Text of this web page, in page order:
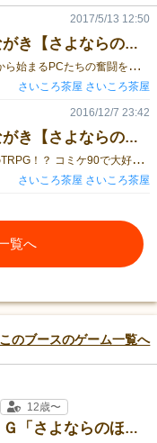
【U28】さいころ茶屋 の おしながき【さよならのほしと新作】
ゲ
ームマーケット2017春のご案内です。 出会いから始まるPCたちの奮闘を描くTRPG！ 「はじめましてのはじめから」が登場！ シナリオ中に行った描写に応じてスキルを取得することができるので、 あなたのシナリオ中での表現を反映したキャラクターが生まれます。 （詳細はこちら） キャラロスト確定のTRPG！？ 大好評につき第四版、世界滅亡系TRPG「さよならのほし」が、再び登場！ 逃れられぬ終末を前に、人々は何を願い、何を叶えるのか――！ 通販は一日で完売してしまいましたが、今回は結構持って行くので…大丈夫と思われます！ （コミケ90でのさよならのほしの記事はコチラ） ゲームマーケット2016春では、「さよならのほし」のシナリオブックも登場！ 「オーセンティック・ワールド・エンド」という、終末的なシナリオと、 「爆破☆爆撃☆エクスプロージョン！」という頭おかしいシナリオが載ってます。 シナリオ製作は「さよならのほし」制作代表であり同ルールブック内シナリオを作成した渦主です。前回のシナリオブックとは違うテイストが楽しめます。 東ホールのスペースU28です。 無料配布ペーパー（シナリオ集前日譚）もあります！（予定） ぜひ遊びに来てくださいね！
2017/5/13 12:50
さいころ茶屋 さいころ茶屋
【R18】さいころ茶屋 の おしながき【さよならのほし】
（
※R18はスペース名です） キャラロスト確定のTRPG！？ コミケ90で大好評につき完売となった、世界滅亡系TRPG「さよならのほし」が、ゲームマーケットに登場！ 逃れられぬ終末を前に、人々は何を願い、何を叶えるのか――！ ゲームマーケット会場でお求めいただくと、小さい記念カードが付きます。 （詳しくはコチラの記事にて） ゲームマーケット2016秋では、「さよならのほし」のシナリオブックも登場！ 同会場で「さよならのほし」をお求めの方には、無料配布しちゃいます！ さらに、オリジナル6面ダイスも登場！ 属性をテーマに、炎、氷、雷の3種類となっております。 セットでお求めいただくと、ちょっと安く提供できます！ 先着で特製紙袋もつきます！ 無料配布ペーパーもあります！ ぜひ遊びに来てくださいね！
2016/12/7 23:42
さいころ茶屋 さいころ茶屋
覧へ
このブースのゲーム一覧へ
[世界滅亡系ＴＲＰＧ「さよならのほし」新シナリオブック]
12歳〜